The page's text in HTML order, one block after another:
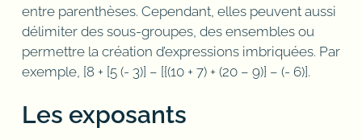
entre parenthèses. Cependant, elles peuvent aussi
délimiter des sous-groupes, des ensembles ou
permettre la création d’expressions imbriquées. Par
exemple, [8 + [5 (- 3)] – [{(10 + 7) + (20 – 9)} – (- 6)].
Les exposants